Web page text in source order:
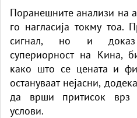
Поранешните анализи на
го нагласија токму тоа.
сигнал, но и доказ
супериорност на Кина,
како што се цената и
остануваат нејасни,
да врши притисок врз
услови.